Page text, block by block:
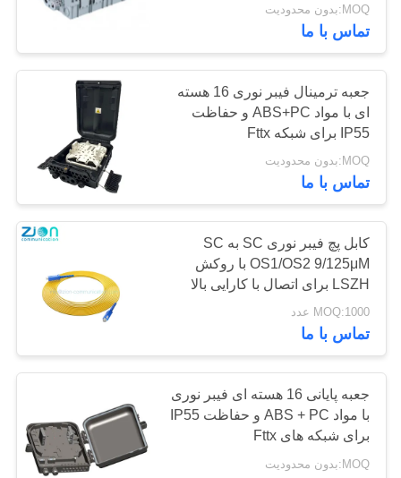
کیفیت
تماس
بگیرید
درخواست
نقل قول
نقشه
سایت
PRIVACY
POLICY
کابل کشی ساختاری
مسی
66
کابل کواکسیال 50
اهم
54
MOQ:بدون محدودیت
تماس با ما
جعبه ترمینال فیبر نوری 16 هسته
ای با مواد ABS+PC و حفاظت
IP55 برای شبکه Fttx
MOQ:بدون محدودیت
تماس با ما
کابل پچ فیبر نوری SC به SC
OS1/OS2 9/125μM با روکش
LSZH برای اتصال با کارایی بالا
MOQ:1000 عدد
تماس با ما
جعبه پایانی 16 هسته ای فیبر نوری
با مواد ABS + PC و حفاظت IP55
برای شبکه های Fttx
MOQ:بدون محدودیت